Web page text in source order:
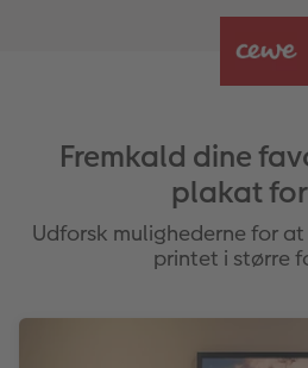
Fremkald dine
plakat
Udforsk mulighederne for
printet i større